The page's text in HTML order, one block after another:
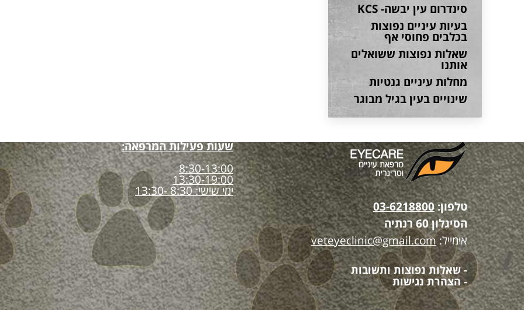
סינדרום עין יבשה- KCS
בעיות עיניים נפוצות
בכלבים פחוסי אף
שאלות נפוצות ששואלים
אותנו
מחלות עיניים גנטיות
שינויים בעין בגיל מבוגר
טלפון:03-6218800
הסיגלון 60 רנתיה
אימייל:veteyeclinic@gmail.com
- שאלות נפוצות ותשובות
- הצהרת נגישות
שעות פעילות המרפאה:
8:30-13:00
13:30-19:00
ימי שישי: 8:30 -13:30